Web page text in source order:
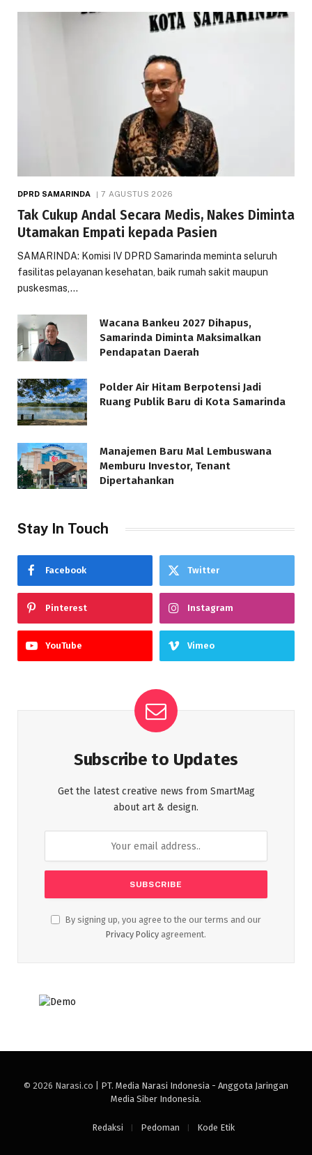
DPRD SAMARINDA 7 AGUSTUS 2026
Tak Cukup Andal Secara Medis, Nakes Diminta
Utamakan Empati kepada Pasien
SAMARINDA: Komisi IV DPRD Samarinda meminta seluruh
fasilitas pelayanan kesehatan, baik rumah sakit maupun
puskesmas,…
Wacana Bankeu 2027 Dihapus,
Samarinda Diminta Maksimalkan
Pendapatan Daerah
Polder Air Hitam Berpotensi Jadi
Ruang Publik Baru di Kota Samarinda
Manajemen Baru Mal Lembuswana
Memburu Investor, Tenant
Dipertahankan
Stay In Touch
Facebook Twitter
Pinterest Instagram
YouTube Vimeo
Subscribe to Updates
Get the latest creative news from SmartMag
about art & design.
By signing up, you agree to the our terms and our
Privacy Policy agreement.
© 2026 Narasi.co | PT. Media Narasi Indonesia - Anggota Jaringan
Media Siber Indonesia.
Redaksi Pedoman Kode Etik